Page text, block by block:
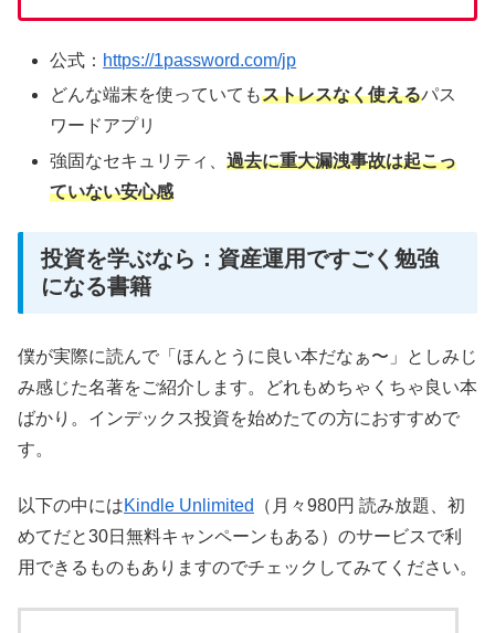
公式： https://1password.com/jp
どんな端末を使っていてもストレスなく使えるパス
ワードアプリ
強固なセキュリティ、過去に重大漏洩事故は起こっ
ていない安心感
投資を学ぶなら：資産運用ですごく勉強
になる書籍
僕が実際に読んで「ほんとうに良い本だなぁ〜」としみじ
み感じた名著をご紹介します。どれもめちゃくちゃ良い本
ばかり。インデックス投資を始めたての方におすすめで
す。
以下の中にはKindle Unlimited
（月々980円 読み放題、初
めてだと30日無料キャンペーンもある）のサービスで利
用できるものもありますのでチェックしてみてください。